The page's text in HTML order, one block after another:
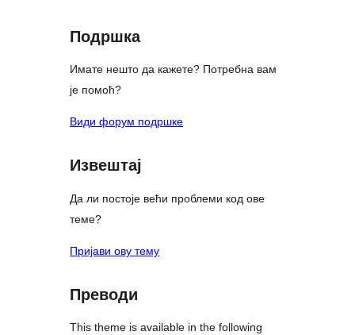
Подршка
Имате нешто да кажете? Потребна вам
је помоћ?
Види форум подршке
Извештај
Да ли постоје већи проблеми код ове
теме?
Пријави ову тему
Преводи
This theme is available in the following